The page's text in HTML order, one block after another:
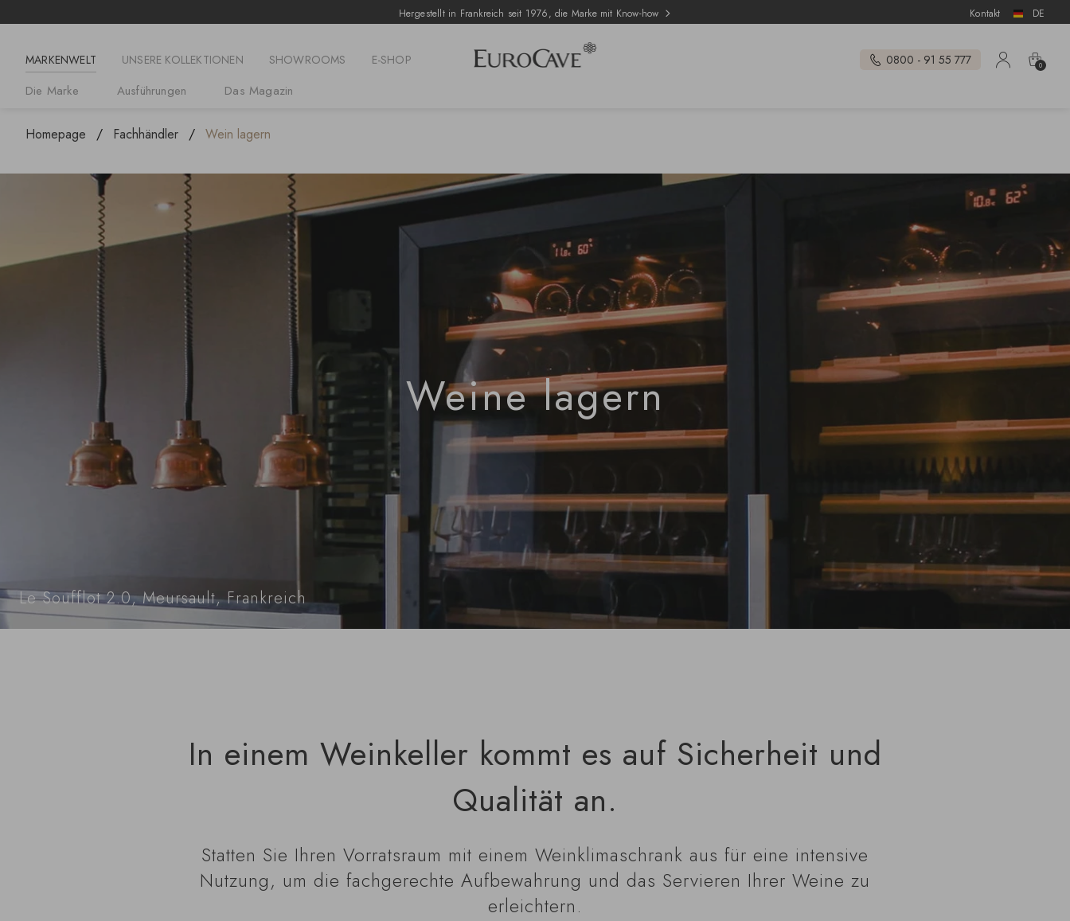
Hergestellt in Frankreich seit 1976, die Marke mit Know-how Kontakt DE
MARKENWELT
Die Marke Ausführungen Das Magazin
UNSERE KOLLEKTIONEN SHOWROOMS E-SHOP 0800 - 91 55 777 0
Homepage Fachhändler Wein lagern
Le Soufflot 2.0, Meursault, Frankreich
Weine lagern
In einem Weinkeller kommt es auf Sicherheit und
Qualität an.
Statten Sie Ihren Vorratsraum mit einem Weinklimaschrank aus für eine intensive
Nutzung, um die fachgerechte Aufbewahrung und das Servieren Ihrer Weine zu
erleichtern.